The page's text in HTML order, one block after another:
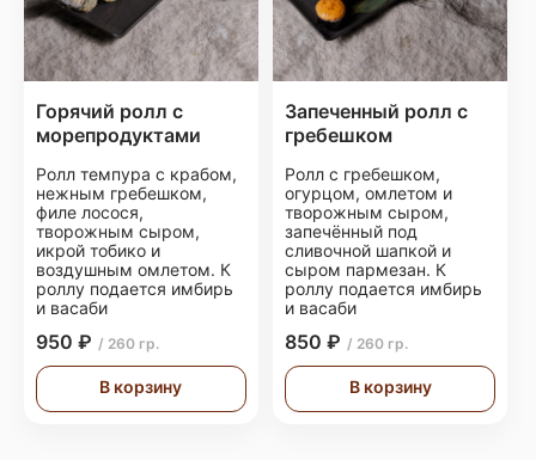
Горячий ролл с
морепродуктами
Ролл темпура с крабом,
нежным гребешком,
филе лосося,
творожным сыром,
икрой тобико и
воздушным омлетом. К
роллу подается имбирь
и васаби
950 ₽ / 260 гр.
В корзину
Запеченный ролл с
гребешком
Ролл с гребешком,
огурцом, омлетом и
творожным сыром,
запечённый под
сливочной шапкой и
сыром пармезан. К
роллу подается имбирь
и васаби
850 ₽ / 260 гр.
В корзину